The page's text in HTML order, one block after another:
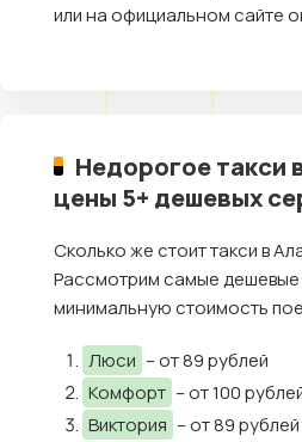
или на официальном сайте
Недорогое такси
цены 5+ дешевых
Сколько же стоит такси в
Рассмотрим самые дешевые
минимальную стоимость
Люси – от 89 рублей
Комфорт – от 100
Виктория – от 89 рублей